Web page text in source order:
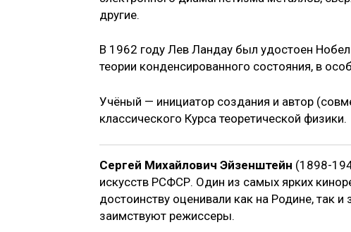
другие.
В 1962 году Лев Ландау был удостоен
теории конденсированного состояния, в
Учёный — инициатор создания и автор
классического Курса теоретической физики.
Сергей Михайлович Эйзенштейн (1898-
искусств РСФСР. Один из самых ярких
достоинству оценивали как на Родине, так
заимствуют режиссеры.